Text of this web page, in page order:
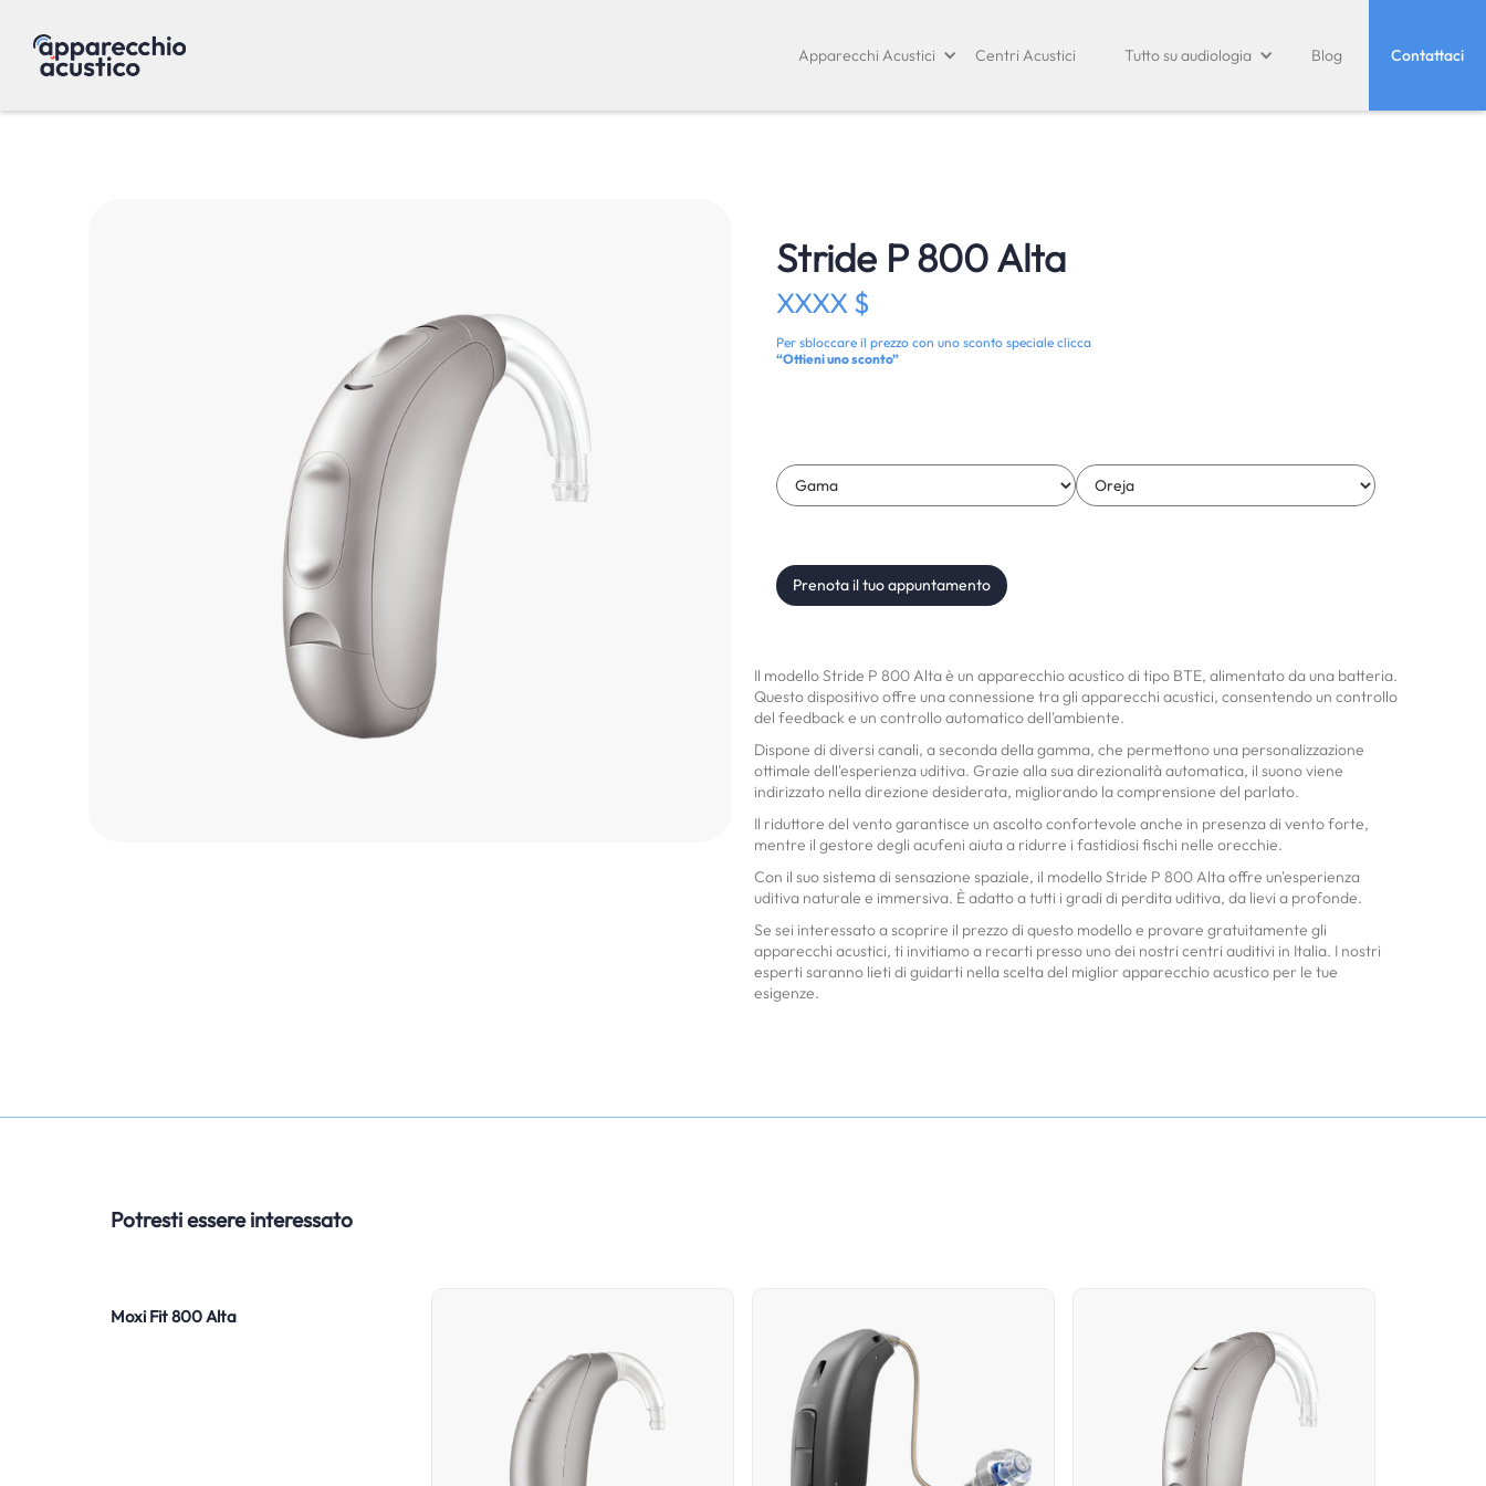
Apparecchi Acustici Centri Acustici Tutto su audiologia Blog Contattaci
Stride P 800 Alta
XXXX $
Per sbloccare il prezzo con uno sconto speciale clicca
“Ottieni uno sconto”
Prenota il tuo appuntamento
Il modello Stride P 800 Alta è un apparecchio acustico di tipo BTE, alimentato da una batteria.
Questo dispositivo offre una connessione tra gli apparecchi acustici, consentendo un controllo
del feedback e un controllo automatico dell'ambiente.
Dispone di diversi canali, a seconda della gamma, che permettono una personalizzazione
ottimale dell'esperienza uditiva. Grazie alla sua direzionalità automatica, il suono viene
indirizzato nella direzione desiderata, migliorando la comprensione del parlato.
Il riduttore del vento garantisce un ascolto confortevole anche in presenza di vento forte,
mentre il gestore degli acufeni aiuta a ridurre i fastidiosi fischi nelle orecchie.
Con il suo sistema di sensazione spaziale, il modello Stride P 800 Alta offre un'esperienza
uditiva naturale e immersiva. È adatto a tutti i gradi di perdita uditiva, da lievi a profonde.
Se sei interessato a scoprire il prezzo di questo modello e provare gratuitamente gli
apparecchi acustici, ti invitiamo a recarti presso uno dei nostri centri auditivi in Italia. I nostri
esperti saranno lieti di guidarti nella scelta del miglior apparecchio acustico per le tue
esigenze.
Potresti essere interessato
Moxi Fit 800 Alta